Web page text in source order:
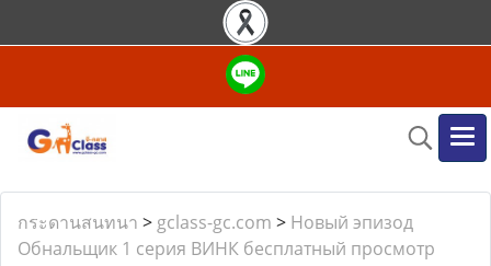
กระดานสนทนา > gclass-gc.com > Новый эпизод
Обнальщик 1 серия ВИНК бесплатный просмотр